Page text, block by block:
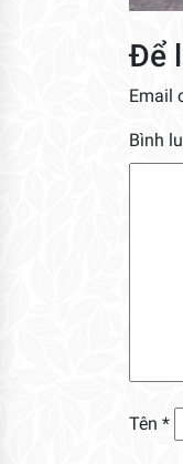
Để
Email
Bình
Tên *